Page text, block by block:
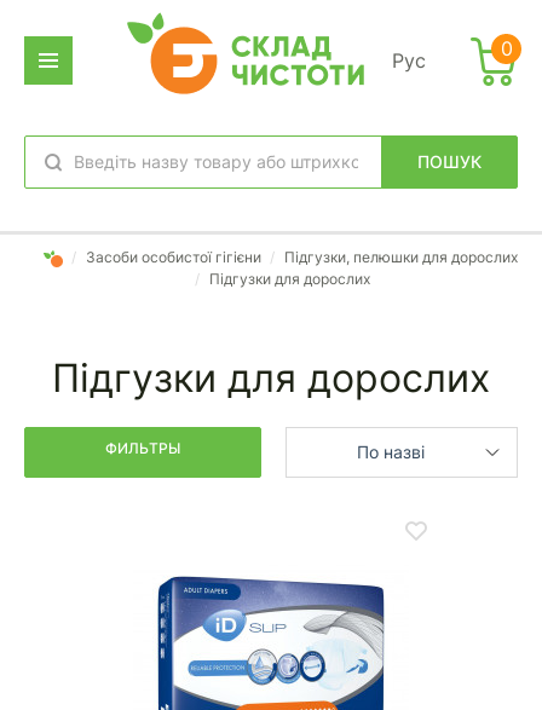
Рус
ПОШУК
обране вхід
0
/ Засоби особистої гігієни /
Підгузки, пелюшки для дорослих
/ Підгузки для дорослих
Підгузки для дорослих
ФИЛЬТРЫ По назві